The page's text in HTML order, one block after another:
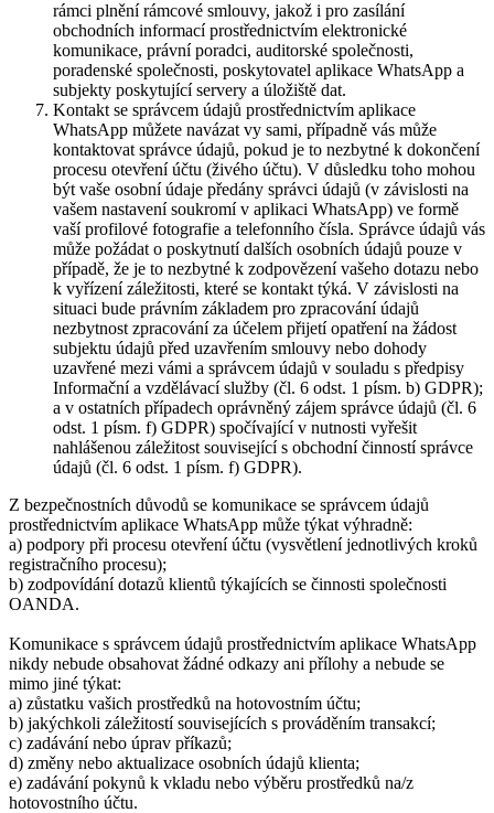
rámci plnění rámcové smlouvy, jakož i pro zasílání
obchodních informací prostřednictvím elektronické
komunikace, právní poradci, auditorské společnosti,
poradenské společnosti, poskytovatel aplikace WhatsApp a
subjekty poskytující servery a úložiště dat.
Kontakt se správcem údajů prostřednictvím aplikace
WhatsApp můžete navázat vy sami, případně vás může
kontaktovat správce údajů, pokud je to nezbytné k dokončení
procesu otevření účtu (živého účtu). V důsledku toho mohou
být vaše osobní údaje předány správci údajů (v závislosti na
vašem nastavení soukromí v aplikaci WhatsApp) ve formě
vaší profilové fotografie a telefonního čísla. Správce údajů vás
může požádat o poskytnutí dalších osobních údajů pouze v
případě, že je to nezbytné k zodpovězení vašeho dotazu nebo
k vyřízení záležitosti, které se kontakt týká. V závislosti na
situaci bude právním základem pro zpracování údajů
nezbytnost zpracování za účelem přijetí opatření na žádost
subjektu údajů před uzavřením smlouvy nebo dohody
uzavřené mezi vámi a správcem údajů v souladu s předpisy
Informační a vzdělávací služby (čl. 6 odst. 1 písm. b) GDPR);
a v ostatních případech oprávněný zájem správce údajů (čl. 6
odst. 1 písm. f) GDPR) spočívající v nutnosti vyřešit
nahlášenou záležitost související s obchodní činností správce
údajů (čl. 6 odst. 1 písm. f) GDPR).
Z bezpečnostních důvodů se komunikace se správcem údajů
prostřednictvím aplikace WhatsApp může týkat výhradně:
a) podpory při procesu otevření účtu (vysvětlení jednotlivých kroků
registračního procesu);
b) zodpovídání dotazů klientů týkajících se činnosti společnosti
OANDA.
Komunikace s správcem údajů prostřednictvím aplikace WhatsApp
nikdy nebude obsahovat žádné odkazy ani přílohy a nebude se
mimo jiné týkat:
a) zůstatku vašich prostředků na hotovostním účtu;
b) jakýchkoli záležitostí souvisejících s prováděním transakcí;
c) zadávání nebo úprav příkazů;
d) změny nebo aktualizace osobních údajů klienta;
e) zadávání pokynů k vkladu nebo výběru prostředků na/z
hotovostního účtu.